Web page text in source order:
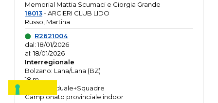
Memorial Mattia Scumaci e Giorgia Grande
18013- ARCIERI CLUB LIDO
Russo, Martina
R2621004
dal: 18/01/2026
al: 18/01/2026
Interregionale
Bolzano: Lana/Lana (BZ)
18 m
O.R. Individuale+Squadre
Campionato provinciale indoor